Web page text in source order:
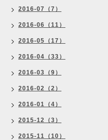
2016-07（7）
2016-06（11）
2016-05（17）
2016-04（33）
2016-03（9）
2016-02（2）
2016-01（4）
2015-12（3）
2015-11（10）